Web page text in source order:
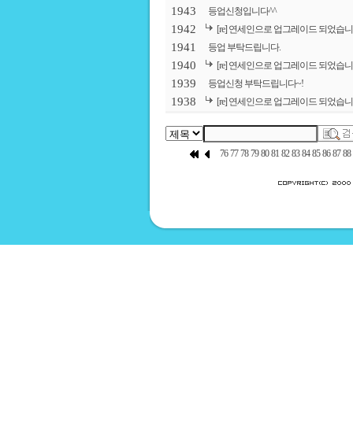
1943 등업신청입니다^^
1942 [re] 연세인으로 업그레이드 되었습
1941 등업 부탁드립니다.
1940 [re] 연세인으로 업그레이드 되었습
1939 등업신청 부탁드립니다~!
1938 [re] 연세인으로 업그레이드 되었습
76 77 78 79 80 81 82 83 84 85 86 87 88